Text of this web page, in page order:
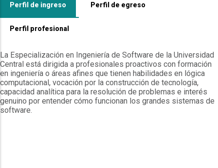
Perfil de ingreso Perfil de egreso
Perfil profesional
La Especialización en Ingeniería de Software de la Universidad
Central está dirigida a profesionales proactivos con formación
en ingeniería o áreas afines que tienen habilidades en lógica
computacional, vocación por la construcción de tecnología,
capacidad analítica para la resolución de problemas e interés
genuino por entender cómo funcionan los grandes sistemas de
software.